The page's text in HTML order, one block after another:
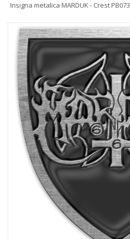
Insigna metalica MARDUK - Crest PB073